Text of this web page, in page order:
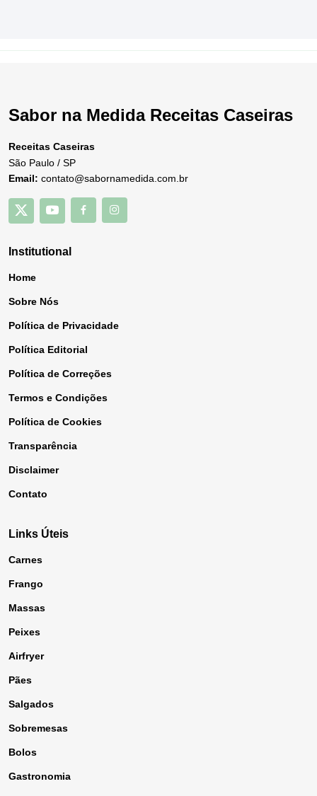
Sabor na Medida Receitas Caseiras
Receitas Caseiras
São Paulo / SP
Email: contato@sabornamedida.com.br
Institutional
Home
Sobre Nós
Política de Privacidade
Política Editorial
Política de Correções
Termos e Condições
Política de Cookies
Transparência
Disclaimer
Contato
Links Úteis
Carnes
Frango
Massas
Peixes
Airfryer
Pães
Salgados
Sobremesas
Bolos
Gastronomia